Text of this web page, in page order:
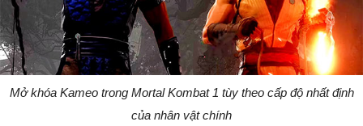
Mở khóa Kameo trong Mortal Kombat 1 tùy theo cấp độ nhất định
của nhân vật chính